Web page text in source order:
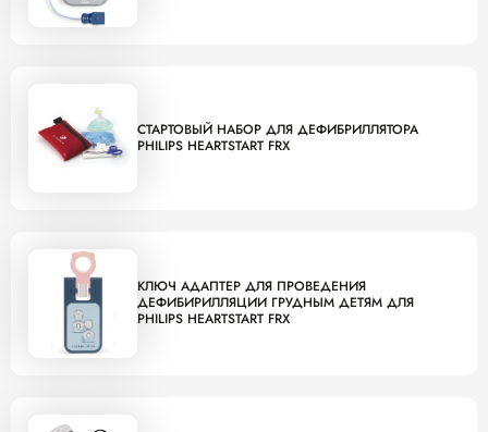
СТАРТОВЫЙ НАБОР ДЛЯ ДЕФИБРИЛЛЯТОРА
PHILIPS HEARTSTART FRX
КЛЮЧ АДАПТЕР ДЛЯ ПРОВЕДЕНИЯ
ДЕФИБИРИЛЛЯЦИИ ГРУДНЫМ ДЕТЯМ ДЛЯ
PHILIPS HEARTSTART FRX